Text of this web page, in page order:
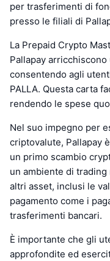
per trasferimenti di
presso le filiali di
La Prepaid Crypto
Pallapay
consentendo agli
PALLA. Questa carta
rendendo le spese
Nel suo impegno per
criptovalute, Pallapay
un primo scambio
un ambiente di
altri asset, inclusi le
pagamento come i
trasferimenti bancari.
È importante che gli
approfondite ed